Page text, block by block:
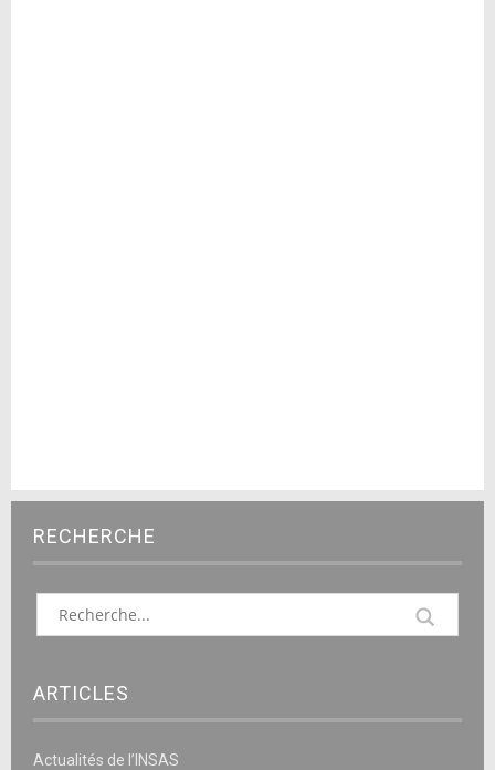
RECHERCHE
ARTICLES
Actualités de l’INSAS